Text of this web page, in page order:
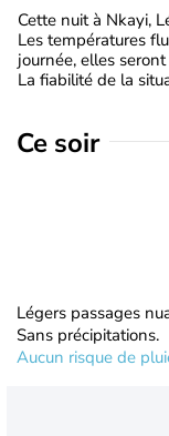
Cette nuit à Nkayi,
Les températures
journée, elles
La fiabilité de la
Ce soir
Légers passages
Sans précipitations.
Aucun risque de